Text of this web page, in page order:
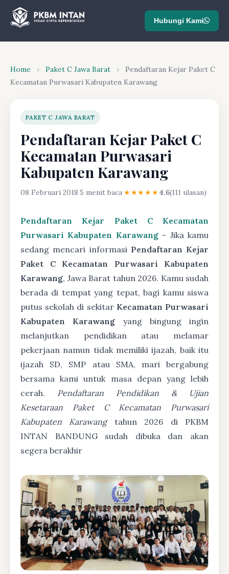
Hubungi Kami
Home › Paket C Jawa Barat ›
Pendaftaran Kejar Paket C
Kecamatan Purwasari Kabupaten Karawang
PAKET C JAWA BARAT
Pendaftaran Kejar Paket C
Kecamatan Purwasari
Kabupaten Karawang
08 Februari 2018·5 menit baca·★★★★★4.6(111 ulasan)
Pendaftaran Kejar Paket C Kecamatan
Purwasari Kabupaten Karawang- Jika kamu
sedang mencari informasi Pendaftaran Kejar
Paket C Kecamatan Purwasari Kabupaten
Karawang, Jawa Barat tahun 2026. Kamu sudah
berada di tempat yang tepat, bagi kamu siswa
putus sekolah di sekitar Kecamatan Purwasari
Kabupaten Karawang yang bingung ingin
melanjutkan pendidikan atau melamar
pekerjaan namun tidak memiliki ijazah, baik itu
ijazah SD, SMP atau SMA, mari bergabung
bersama kami untuk masa depan yang lebih
cerah. Pendaftaran Pendidikan & Ujian
Kesetaraan Paket C Kecamatan Purwasari
Kabupaten Karawangtahun 2026 di PKBM
INTAN BANDUNG sudah dibuka dan akan
segera berakhir